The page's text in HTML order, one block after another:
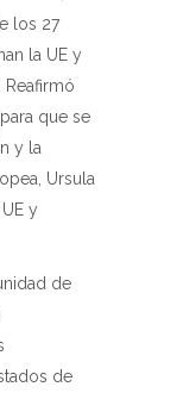
los 27
la UE y
Reafirmó
que se
y la
Ursula
y
de
de